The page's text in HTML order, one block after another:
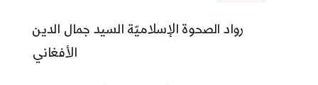
رواد الصحوة الإسلاميّة السيد جمال الدين
الأفغاني